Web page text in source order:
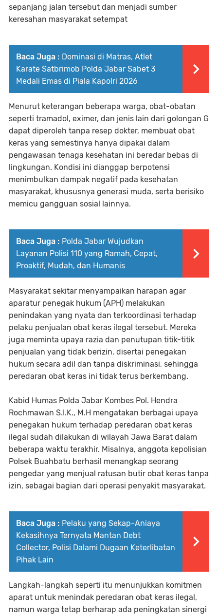
sepanjang jalan tersebut dan menjadi sumber
keresahan masyarakat setempat
Baca Juga : Dominasi di Matras, Atlet
Karate Satbrimob Polda Jabar Sabet 3
Medali Emas di Piala Kapolri 2026
Menurut keterangan beberapa warga, obat-obatan
seperti tramadol, eximer, dan jenis lain dari golongan G
dapat diperoleh tanpa resep dokter, membuat obat
keras yang semestinya hanya dipakai dalam
pengawasan tenaga kesehatan ini beredar bebas di
lingkungan. Kondisi ini dianggap berpotensi
menimbulkan dampak negatif pada kesehatan
masyarakat, khususnya generasi muda, serta berisiko
memicu gangguan sosial lainnya.
Baca Juga : Polda Jabar Wujudkan
Layanan Polisi 110 yang Ramah, Cepat,
Proaktif, Mudah, dan Humanis
Masyarakat sekitar menyampaikan harapan agar
aparatur penegak hukum (APH) melakukan
penindakan yang nyata dan terkoordinasi terhadap
pelaku penjualan obat keras ilegal tersebut. Mereka
juga meminta upaya razia dan penutupan titik-titik
penjualan yang tidak berizin, disertai penegakan
hukum secara adil dan tanpa diskriminasi, sehingga
peredaran obat keras ini tidak terus berkembang.
Kabid Humas Polda Jabar Kombes Pol. Hendra
Rochmawan S.I.K., M.H mengatakan berbagai upaya
penegakan hukum terhadap peredaran obat keras
ilegal sudah dilakukan di wilayah Jawa Barat dalam
beberapa waktu terakhir. Misalnya, anggota kepolisian
Polsek Buahbatu berhasil menangkap seorang
pengedar yang menjual ratusan butir obat keras tanpa
izin, sebagai bagian dari operasi penyakit masyarakat.
Baca Juga : Pelaku yang Sekap-Aniaya
Kekasihnya Ternyata Mantan Debt
Collector, Polisi Dalami Dugaan Keterlibatan
Pihak Lain
Langkah-langkah seperti itu menunjukkan komitmen
aparat untuk menindak peredaran obat keras ilegal,
namun warga tetap berharap ada peningkatan sinergi